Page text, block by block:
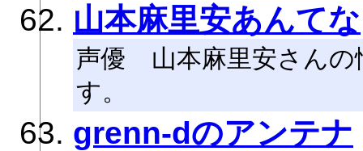
山本麻里安あんてな
声優 山本麻里安さんの
す。
grenn-dのアンテナ